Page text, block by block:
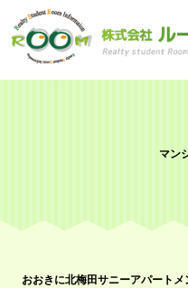
ルーム情報と
オンライン見学
マン
おおきに北梅田サニーアパートメ